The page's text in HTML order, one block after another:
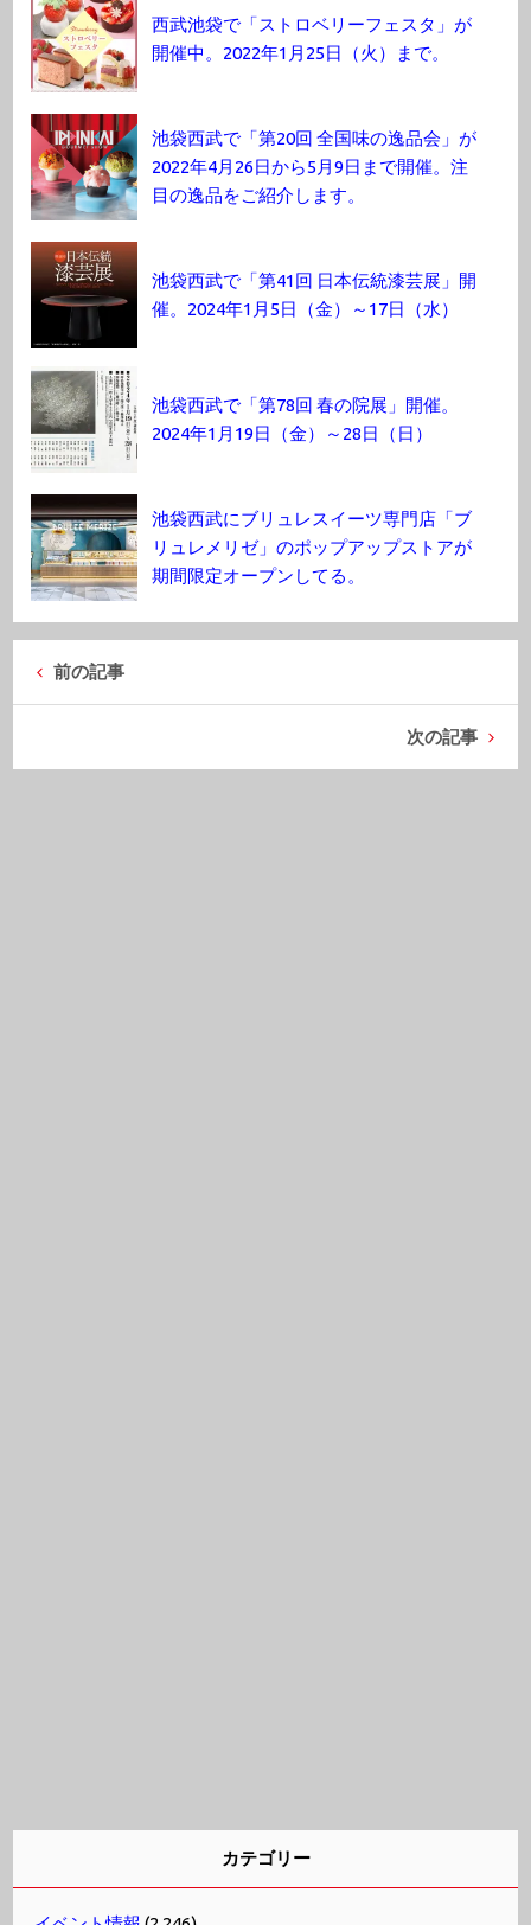
西武池袋で「ストロベリーフェスタ」が
開催中。2022年1月25日（火）まで。
池袋西武で「第20回 全国味の逸品会」が
2022年4月26日から5月9日まで開催。注
目の逸品をご紹介します。
池袋西武で「第41回 日本伝統漆芸展」開
催。2024年1月5日（金）～17日（水）
池袋西武で「第78回 春の院展」開催。
2024年1月19日（金）～28日（日）
池袋西武にブリュレスイーツ専門店「ブ
リュレメリゼ」のポップアップストアが
期間限定オープンしてる。
前の記事
次の記事
カテゴリー